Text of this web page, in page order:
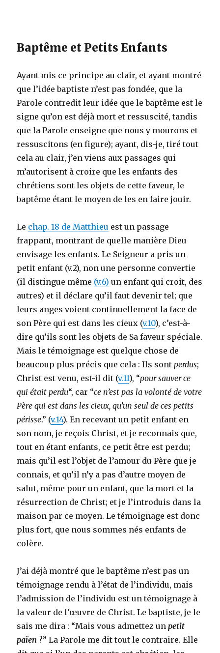
Baptême et Petits Enfants
Ayant mis ce principe au clair, et ayant montré
que l’idée baptiste n’est pas fondée, que la
Parole contredit leur idée que le baptême est le
signe qu’on est déjà mort et ressuscité, tandis
que la Parole enseigne que nous y mourons et
ressuscitons (en figure); ayant, dis-je, tiré tout
cela au clair, j’en viens aux passages qui
m’autorisent à croire que les enfants des
chrétiens sont les objets de cette faveur, le
baptême étant le moyen de les en faire jouir.
Le chap. 18 de Matthieu est un passage
frappant, montrant de quelle manière Dieu
envisage les enfants. Le Seigneur a pris un
petit enfant (v.2), non une personne convertie
(il distingue même (v.6) un enfant qui croit, des
autres) et il déclare qu’il faut devenir tel; que
leurs anges voient continuellement la face de
son Père qui est dans les cieux (v.10), c’est-à-
dire qu’ils sont les objets de Sa faveur spéciale.
Mais le témoignage est quelque chose de
beaucoup plus précis que cela : Ils sont perdus;
Christ est venu, est-il dit (v.11), “pour sauver ce
qui était perdu“, car “ce n’est pas la volonté de votre
Père qui est dans les cieux, qu’un seul de ces petits
périsse.” (v.14). En recevant un petit enfant en
son nom, je reçois Christ, et je reconnais que,
tout en étant enfants, ce petit être est perdu;
mais qu’il est l’objet de l’amour du Père que je
connais, et qu’il n’y a pas d’autre moyen de
salut, même pour un enfant, que la mort et la
résurrection de Christ; et je l’introduis dans la
maison par ce moyen. Le témoignage est donc
plus fort, que nous sommes nés enfants de
colère.
J’ai déjà montré que le baptême n’est pas un
témoignage rendu à l’état de l’individu, mais
l’admission de l’individu est un témoignage à
la valeur de l’œuvre de Christ. Le baptiste, je le
sais me dira : “Mais vous admettez unpetit
païen ?” La Parole me dit tout le contraire. Elle